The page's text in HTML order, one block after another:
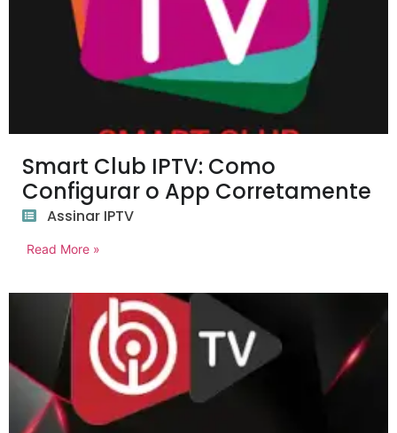
Smart Club IPTV: Como
Configurar o App Corretamente
Assinar IPTV
Read More »